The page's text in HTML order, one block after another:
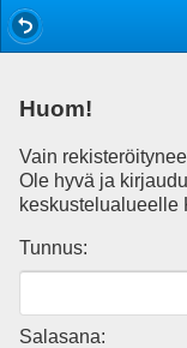
Huom!
Vain
Ole hyvä ja
keskustelualueelle
Tunnus:
Salasana: